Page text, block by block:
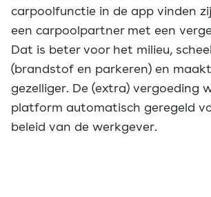
carpoolfunctie in de app vinden
een carpoolpartner met een
Dat is beter voor het milieu,
(brandstof en parkeren) en
gezelliger. De (extra) vergoeding
platform automatisch geregeld
beleid van de werkgever.